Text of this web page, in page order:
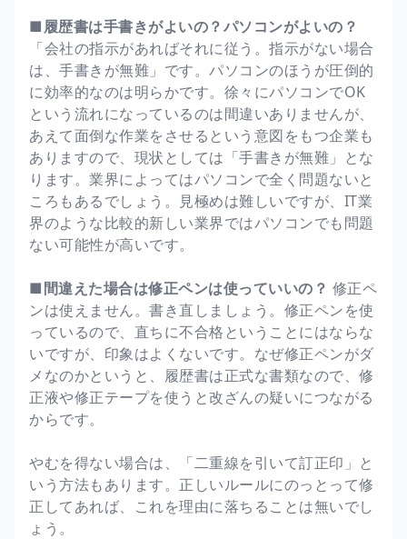
■履歴書は手書きがよいの？パソコンがよいの？
「会社の指示があればそれに従う。指示がない場合
は、手書きが無難」です。パソコンのほうが圧倒的
に効率的なのは明らかです。徐々にパソコンでOK
という流れになっているのは間違いありませんが、
あえて面倒な作業をさせるという意図をもつ企業も
ありますので、現状としては「手書きが無難」とな
ります。業界によってはパソコンで全く問題ないと
ころもあるでしょう。見極めは難しいですが、IT業
界のような比較的新しい業界ではパソコンでも問題
ない可能性が高いです。
■間違えた場合は修正ペンは使っていいの？ 修正ペ
ンは使えません。書き直しましょう。修正ペンを使
っているので、直ちに不合格ということにはならな
いですが、印象はよくないです。なぜ修正ペンがダ
メなのかというと、履歴書は正式な書類なので、修
正液や修正テープを使うと改ざんの疑いにつながる
からです。
やむを得ない場合は、「二重線を引いて訂正印」と
いう方法もあります。正しいルールにのっとって修
正してあれば、これを理由に落ちることは無いでし
ょう。